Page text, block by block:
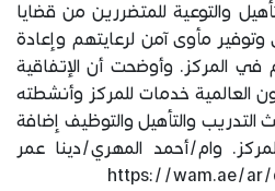
والتوعية للمتضررين من قضايا
وتوفير مأوى آمن لرعايتهم وإعادة
المركز. وأوضحت أن الإتفاقية
العالمية خدمات للمركز وأنشطته
التدريب والتأهيل والتوظيف إضافة
وام/أحمد المهري/دينا عمر
https://wam.ae/